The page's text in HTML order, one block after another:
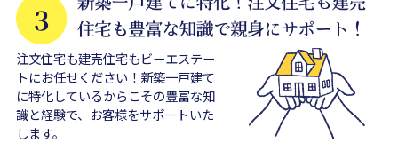
注文住宅も建売住宅もビーエステー
トにお任せください！新築一戸建て
に特化しているからこその豊富な知
識と経験で、お客様をサポートいた
します。